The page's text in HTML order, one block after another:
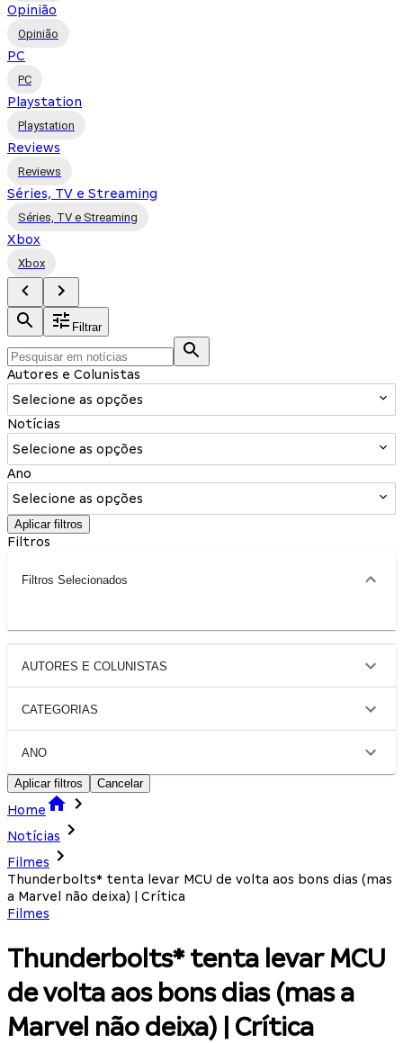
Opinião
Opinião
PC
PC
Playstation
Playstation
Reviews
Reviews
Séries, TV e Streaming
Séries, TV e Streaming
Xbox
Xbox
Filtrar
Autores e Colunistas
Selecione as opções
Notícias
Selecione as opções
Ano
Selecione as opções
Aplicar filtros
Filtros
Filtros Selecionados
AUTORES E COLUNISTAS
CATEGORIAS
ANO
Aplicar filtros Cancelar
Home
Notícias
Filmes
Thunderbolts* tenta levar MCU de volta aos bons dias (mas
a Marvel não deixa) | Crítica
Filmes
Thunderbolts* tenta levar MCU
de volta aos bons dias (mas a
Marvel não deixa) | Crítica